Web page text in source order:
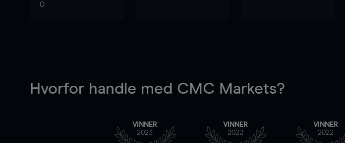
0
Hvorfor handle med CMC Markets?
VINNER
2023
VINNER
2022
VINNER
2022